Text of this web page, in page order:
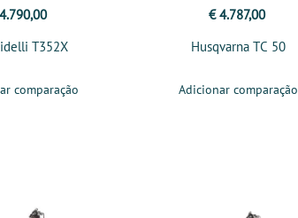
T352X
comparação
€ 4.787,00
Husqvarna TC 50
Adicionar comparação